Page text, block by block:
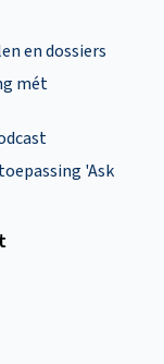
en dossiers
mét
'Ask